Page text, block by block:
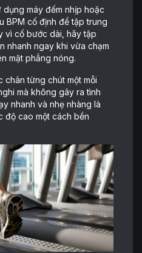
máy đếm nhịp hoặc
BPM cố định để tập trung
vì cố bước dài, hãy tập
nhanh ngay khi vừa chạm
mặt phẳng nóng.
chân từng chút một mỗi
mà không gây ra tình
nhanh và nhẹ nhàng là
độ cao một cách bền